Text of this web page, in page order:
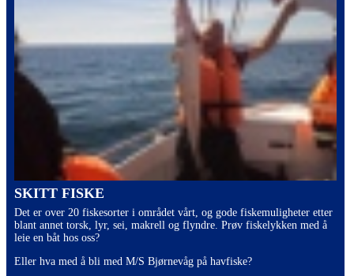
SKITT FISKE
Det er over 20 fiskesorter i området vårt, og gode fiskemuligheter etter
blant annet torsk, lyr, sei, makrell og flyndre. Prøv fiskelykken med å
leie en båt hos oss?
Eller hva med å bli med M/S Bjørnevåg på havfiske?